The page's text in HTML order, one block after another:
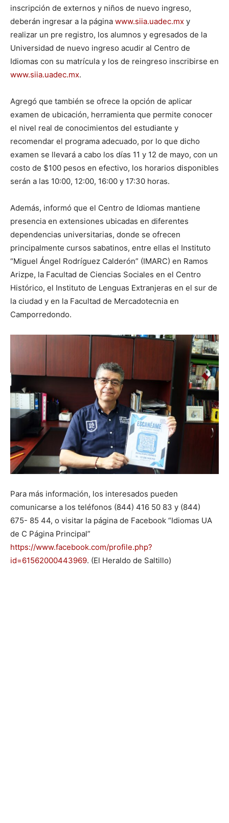
inscripción de externos y niños de nuevo ingreso,
deberán ingresar a la página www.siia.uadec.mx y
realizar un pre registro, los alumnos y egresados de la
Universidad de nuevo ingreso acudir al Centro de
Idiomas con su matrícula y los de reingreso inscribirse en
www.siia.uadec.mx.
Agregó que también se ofrece la opción de aplicar
examen de ubicación, herramienta que permite conocer
el nivel real de conocimientos del estudiante y
recomendar el programa adecuado, por lo que dicho
examen se llevará a cabo los días 11 y 12 de mayo, con un
costo de $100 pesos en efectivo, los horarios disponibles
serán a las 10:00, 12:00, 16:00 y 17:30 horas.
Además, informó que el Centro de Idiomas mantiene
presencia en extensiones ubicadas en diferentes
dependencias universitarias, donde se ofrecen
principalmente cursos sabatinos, entre ellas el Instituto
“Miguel Ángel Rodríguez Calderón” (IMARC) en Ramos
Arizpe, la Facultad de Ciencias Sociales en el Centro
Histórico, el Instituto de Lenguas Extranjeras en el sur de
la ciudad y en la Facultad de Mercadotecnia en
Camporredondo.
Para más información, los interesados pueden
comunicarse a los teléfonos (844) 416 50 83 y (844)
675- 85 44, o visitar la página de Facebook “Idiomas UA
de C Página Principal”
https://www.facebook.com/profile.php?
id=61562000443969. (El Heraldo de Saltillo)